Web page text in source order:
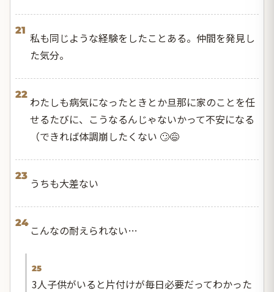
21
私も同じような経験をしたことある。仲間を発見し
た気分。
22
わたしも病気になったときとか旦那に家のことを任
せるたびに、こうなるんじゃないかって不安になる
（できれば体調崩したくない 🙄😅
23
うちも大差ない
24
こんなの耐えられない…
25
3人子供がいると片付けが毎日必要だってわかった